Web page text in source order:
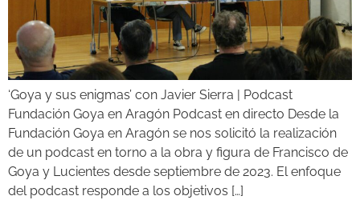
‘Goya y sus enigmas’ con Javier Sierra | Podcast
Fundación Goya en Aragón Podcast en directo Desde la
Fundación Goya en Aragón se nos solicitó la realización
de un podcast en torno a la obra y figura de Francisco de
Goya y Lucientes desde septiembre de 2023. El enfoque
del podcast responde a los objetivos […]